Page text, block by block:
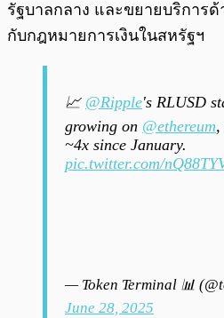
รัฐบาลกลาง และขยายบริการ
กับกฎหมายการเงินในสหรัฐฯ
📈 @Ripple's RLUSD
growing on @ethereum,
~4x since January.
pic.twitter.com/
— Token Terminal 📊
June 28, 2025